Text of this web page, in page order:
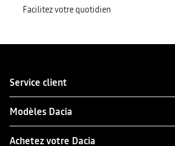
Facilitez votre quotidien
Service client
Modèles Dacia
Achetez votre Dacia